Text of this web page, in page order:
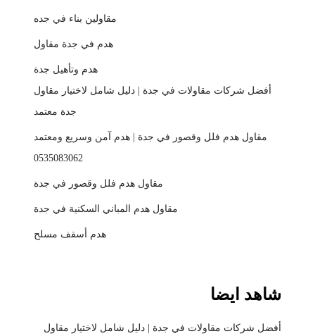
مقاولين بناء في جده
هدم في جدة مقاول
هدم وتأهيل جدة
أفضل شركات مقاولات في جدة | دليل شامل لاختيار مقاول
جدة معتمد
مقاول هدم فلل وقصور في جدة | هدم آمن وسريع ومعتمد
0535083062
مقاول هدم فلل وقصور في جدة
مقاول هدم المباني السكنية في جدة
هدم أسقف مسلح
شاهد ايضا
أفضل شركات مقاولات في جدة | دليل شامل لاختيار مقاول